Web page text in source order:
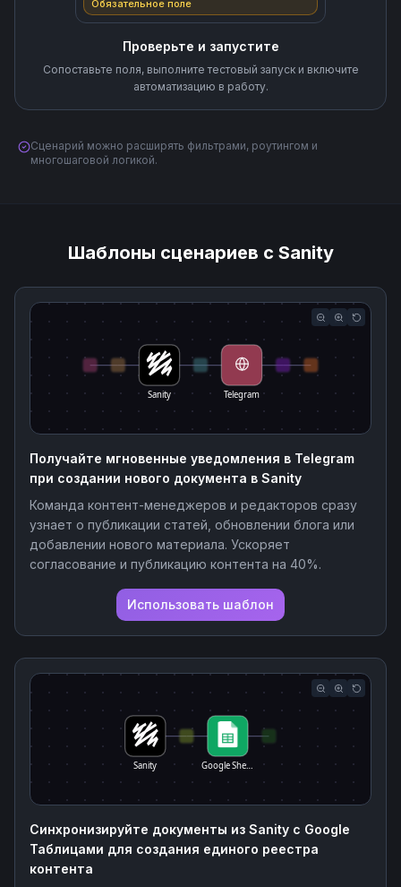
Обязательное поле
Проверьте и запустите
Сопоставьте поля, выполните тестовый запуск и включите
автоматизацию в работу.
Сценарий можно расширять фильтрами, роутингом и
многошаговой логикой.
Шаблоны сценариев с Sanity
Sanity Telegram
Получайте мгновенные уведомления в Telegram
при создании нового документа в Sanity
Команда контент-менеджеров и редакторов сразу
узнает о публикации статей, обновлении блога или
добавлении нового материала. Ускоряет
согласование и публикацию контента на 40%.
Использовать шаблон
Sanity Google She…
Синхронизируйте документы из Sanity с Google
Таблицами для создания единого реестра
контента